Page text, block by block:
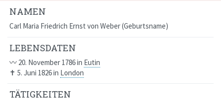
NAMEN
Carl Maria Friedrich Ernst von Weber Geburtsname
LEBENSDATEN
〰 20. November 1786in Eutin
✝ 5. Juni 1826in London
TÄTIGKEITEN